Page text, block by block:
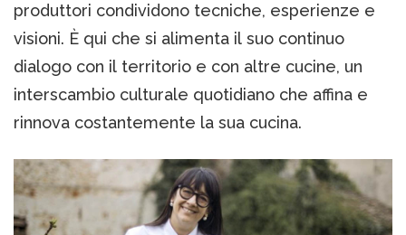
produttori condividono tecniche, esperienze e
visioni. È qui che si alimenta il suo continuo
dialogo con il territorio e con altre cucine, un
interscambio culturale quotidiano che affina e
rinnova costantemente la sua cucina.